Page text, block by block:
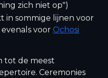
zich niet op")
in sommige lijnen voor
voor Ochosi
tot de meest
Ceremonies